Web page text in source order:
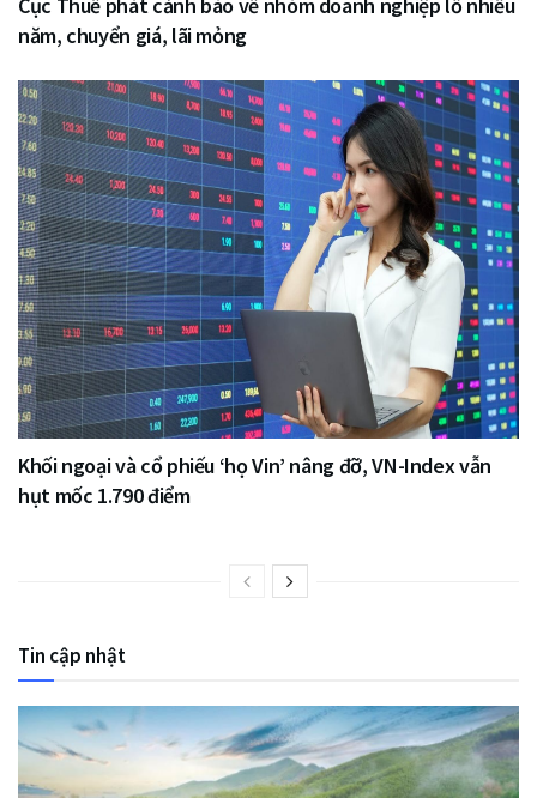
năm, chuyển giá, lãi mỏng
Khối ngoại và cổ phiếu ‘họ Vin’ nâng đỡ, VN-Index vẫn
hụt mốc 1.790 điểm
Tin cập nhật